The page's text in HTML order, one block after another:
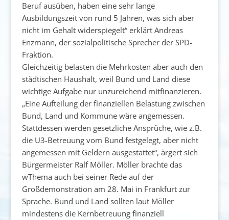
Beruf ausüben, haben eine sehr lange
Ausbildungszeit von rund 5 Jahren, was sich aber
nicht im Gehalt widerspiegelt“ erklärt Andreas
Enzmann, der sozialpolitische Sprecher der SPD-
Fraktion.
Gleichzeitig belasten die Mehrkosten aber auch den
städtischen Haushalt, weil Bund und Land diese
wichtige Aufgabe nur unzureichend mitfinanzieren.
„Eine Aufteilung der finanziellen Belastung zwischen
Bund, Land und Kommune wäre angemessen.
Stattdessen werden gesetzliche Ansprüche, wie z.B.
die U3-Betreuung vom Bund festgelegt, aber nicht
angemessen mit Geldern ausgestattet“, ärgert sich
Bürgermeister Ralf Möller. Möller brachte das
wThema auch bei seiner Rede auf der
Großdemonstration am 28. Mai in Frankfurt zur
Sprache. Bund und Land sollten laut Möller
mindestens die Kernbetreuung finanziell